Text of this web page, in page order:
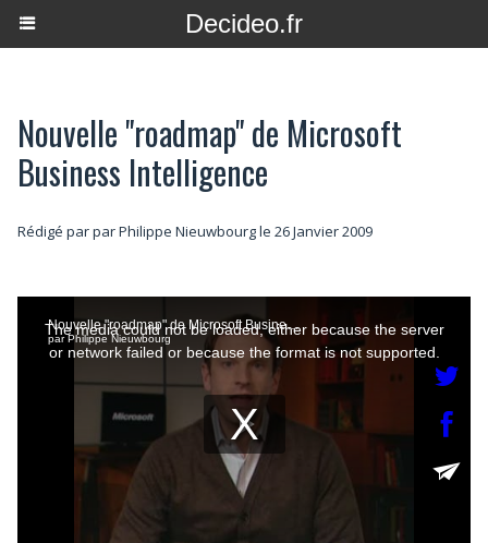
Decideo.fr
Nouvelle "roadmap" de Microsoft
Business Intelligence
Rédigé par par Philippe Nieuwbourg le 26 Janvier 2009